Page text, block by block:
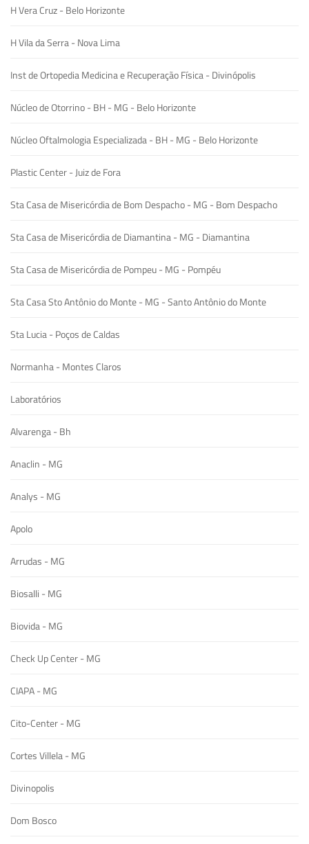
H Vera Cruz - Belo Horizonte
H Vila da Serra - Nova Lima
Inst de Ortopedia Medicina e Recuperação Física - Divinópolis
Núcleo de Otorrino - BH - MG - Belo Horizonte
Núcleo Oftalmologia Especializada - BH - MG - Belo Horizonte
Plastic Center - Juiz de Fora
Sta Casa de Misericórdia de Bom Despacho - MG - Bom Despacho
Sta Casa de Misericórdia de Diamantina - MG - Diamantina
Sta Casa de Misericórdia de Pompeu - MG - Pompéu
Sta Casa Sto Antônio do Monte - MG - Santo Antônio do Monte
Sta Lucia - Poços de Caldas
Normanha - Montes Claros
Laboratórios
Alvarenga - Bh
Anaclin - MG
Analys - MG
Apolo
Arrudas - MG
Biosalli - MG
Biovida - MG
Check Up Center - MG
CIAPA - MG
Cito-Center - MG
Cortes Villela - MG
Divinopolis
Dom Bosco